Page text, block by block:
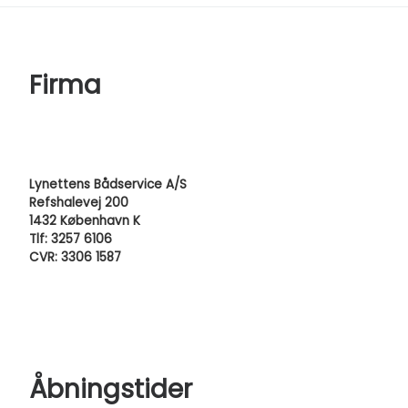
Firma
Lynettens Bådservice A/S
Refshalevej 200
1432 København K
Tlf: 3257 6106
CVR: 3306 1587
Åbningstider